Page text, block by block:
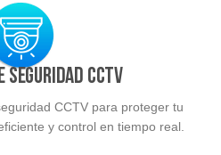
Seguridad CCTV
CCTV para proteger tu
y control en tiempo real.